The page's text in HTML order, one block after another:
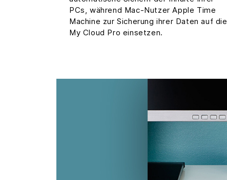
PCs, während Mac-Nutzer Apple Time
Machine zur Sicherung ihrer Daten auf die
My Cloud Pro einsetzen.